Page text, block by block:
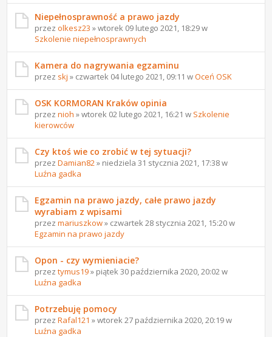
Niepełnosprawność a prawo jazdy
przezolkesz23 » wtorek 09 lutego 2021, 18:29 w
Szkolenie niepełnosprawnych
Kamera do nagrywania egzaminu
przez skj » czwartek 04 lutego 2021, 09:11 wOceń OSK
OSK KORMORAN Kraków opinia
przeznioh » wtorek 02 lutego 2021, 16:21 w Szkolenie
kierowców
Czy ktoś wie co zrobić w tej sytuacji?
przezDamian82 » niedziela 31 stycznia 2021, 17:38 w
Luźna gadka
Egzamin na prawo jazdy, całe prawo jazdy
wyrabiam z wpisami
przezmariuszkow» czwartek 28 stycznia 2021, 15:20 w
Egzamin na prawo jazdy
Opon - czy wymieniacie?
przeztymus19» piątek 30 października 2020, 20:02 w
Luźna gadka
Potrzebuję pomocy
przezRafal121 » wtorek 27 października 2020, 20:19 w
Luźna gadka